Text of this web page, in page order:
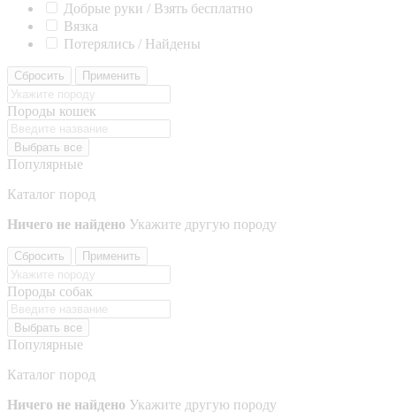
Добрые руки / Взять бесплатно
Вязка
Потерялись / Найдены
Сбросить Применить
Породы кошек
Выбрать все
Популярные
Каталог пород
Ничего не найдено Укажите другую породу
Сбросить Применить
Породы собак
Выбрать все
Популярные
Каталог пород
Ничего не найдено Укажите другую породу